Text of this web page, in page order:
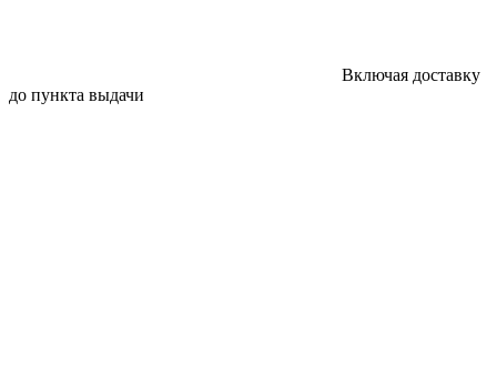
Включая доставку
до пункта выдачи